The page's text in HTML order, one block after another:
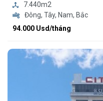
7.440m2
Đông, Tây, Nam, Bắc
94.000 Usd/tháng